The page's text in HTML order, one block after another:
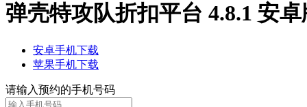
弹壳特攻队折扣平台 4.8.1 安卓
安卓手机下载
苹果手机下载
请输入预约的手机号码